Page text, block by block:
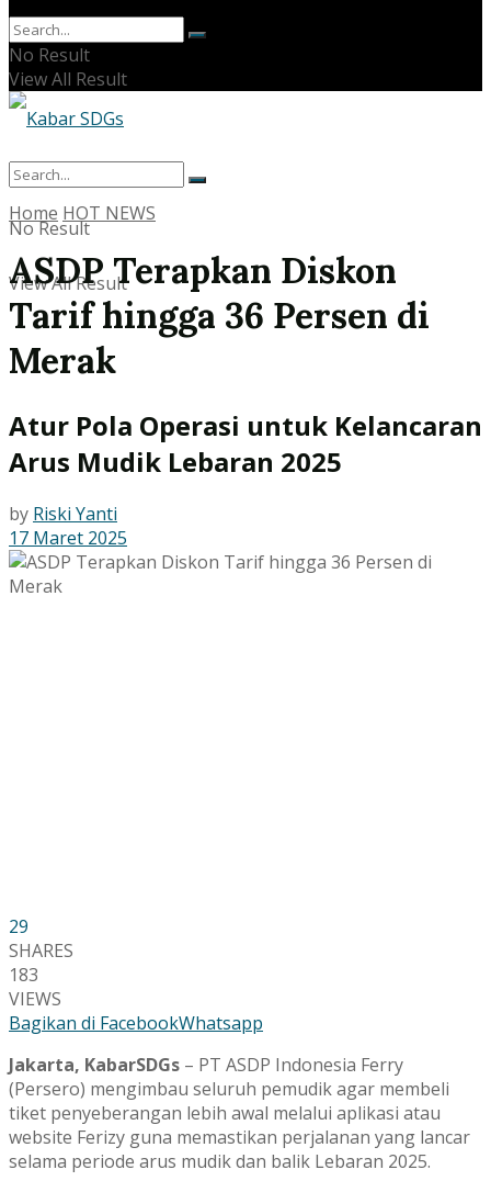
No Result
View All Result
No Result
View All Result
Home HOT NEWS
ASDP Terapkan Diskon
Tarif hingga 36 Persen di
Merak
Atur Pola Operasi untuk Kelancaran
Arus Mudik Lebaran 2025
by Riski Yanti
17 Maret 2025
29
SHARES
183
VIEWS
Bagikan di FacebookWhatsapp
Jakarta, KabarSDGs – PT ASDP Indonesia Ferry
(Persero) mengimbau seluruh pemudik agar membeli
tiket penyeberangan lebih awal melalui aplikasi atau
website Ferizy guna memastikan perjalanan yang lancar
selama periode arus mudik dan balik Lebaran 2025.